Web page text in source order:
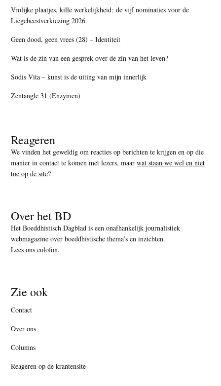
Vrolijke plaatjes, kille werkelijkheid: de vijf nominaties voor de
Liegebeestverkiezing 2026
Geen dood, geen vrees (28) – Identiteit
Wat is de zin van een gesprek over de zin van het leven?
Sodis Vita – kunst is de uiting van mijn innerlijk
Zentangle 31 (Enzymen)
Reageren
We vinden het geweldig om reacties op berichten te krijgen en op die
manier in contact te komen met lezers, maarwat staan we wel en niet
toe op de site?
Over het BD
Het Boeddhistisch Dagblad is een onafhankelijk journalistiek
webmagazine over boeddhistische thema’s en inzichten.
Lees ons colofon.
Zie ook
Contact
Over ons
Columns
Reageren op de krantensite